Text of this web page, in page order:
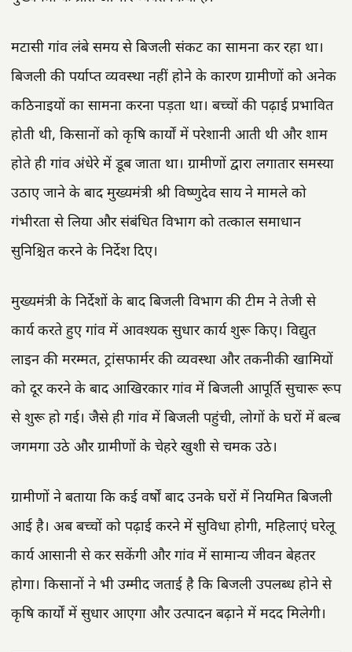
मटासी गांव लंबे समय से बिजली संकट का सामना कर रहा था।
बिजली की पर्याप्त व्यवस्था नहीं होने के कारण ग्रामीणों को अनेक
कठिनाइयों का सामना करना पड़ता था। बच्चों की पढ़ाई प्रभावित
होती थी, किसानों को कृषि कार्यों में परेशानी आती थी और शाम
होते ही गांव अंधेरे में डूब जाता था। ग्रामीणों द्वारा लगातार समस्या
उठाए जाने के बाद मुख्यमंत्री श्री विष्णुदेव साय ने मामले को
गंभीरता से लिया और संबंधित विभाग को तत्काल समाधान
सुनिश्चित करने के निर्देश दिए।
मुख्यमंत्री के निर्देशों के बाद बिजली विभाग की टीम ने तेजी से
कार्य करते हुए गांव में आवश्यक सुधार कार्य शुरू किए। विद्युत
लाइन की मरम्मत, ट्रांसफार्मर की व्यवस्था और तकनीकी खामियों
को दूर करने के बाद आखिरकार गांव में बिजली आपूर्ति सुचारू रूप
से शुरू हो गई। जैसे ही गांव में बिजली पहुंची, लोगों के घरों में बल्ब
जगमगा उठे और ग्रामीणों के चेहरे खुशी से चमक उठे।
ग्रामीणों ने बताया कि कई वर्षों बाद उनके घरों में नियमित बिजली
आई है। अब बच्चों को पढ़ाई करने में सुविधा होगी, महिलाएं घरेलू
कार्य आसानी से कर सकेंगी और गांव में सामान्य जीवन बेहतर
होगा। किसानों ने भी उम्मीद जताई है कि बिजली उपलब्ध होने से
कृषि कार्यों में सुधार आएगा और उत्पादन बढ़ाने में मदद मिलेगी।